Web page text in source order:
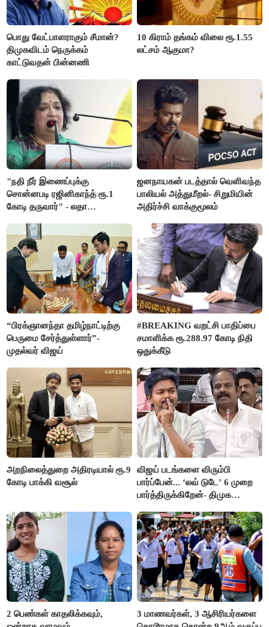
பொது வேட்பாளராகும் சீமான்?
திமுகவிடம் நெருக்கம்
காட்டுவதன் பின்னணி
10 கிராம் தங்கம் விலை ரூ.1.55
லட்சம் ஆகுமா?
"நதி நீர் இணைப்புக்கு
சொன்னபடி ரஜினிகாந்த் ரூ.1
கோடி தருவார்" - லதா
ஜனநாயகன் படத்தால் வெளிவந்த
பாலியல் அத்துமீறல்- சிறுமியின்
அதிர்ச்சி வாக்குமூலம்
“பிரக்ஞானந்தா தமிழ்நாட்டிற்கு
பெருமை சேர்த்துள்ளார்”-
முதல்வர் விஜய்
#BREAKING வறட்சி பாதிப்பை
சமாளிக்க ரூ.288.97 கோடி நிதி
ஒதுக்கீடு
அறநிலைத்துறை அதிரடியால் ரூ.9
கோடி பாக்கி வசூல்
விஜய் படங்களை விரும்பி
பார்ப்பேன்... ‘லவ் டுடே’ 6 முறை
பார்த்திருக்கிறேன்- திமுக
2 பெண்கள் காதலிக்கவும்,
3 மாணவர்கள், 3 ஆசிரியர்களை